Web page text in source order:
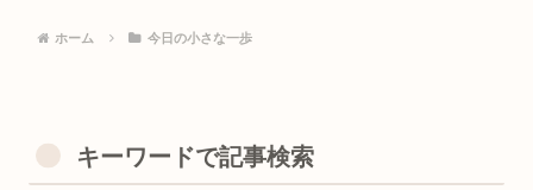
ホーム 今日の小さな一歩
キーワードで記事検索